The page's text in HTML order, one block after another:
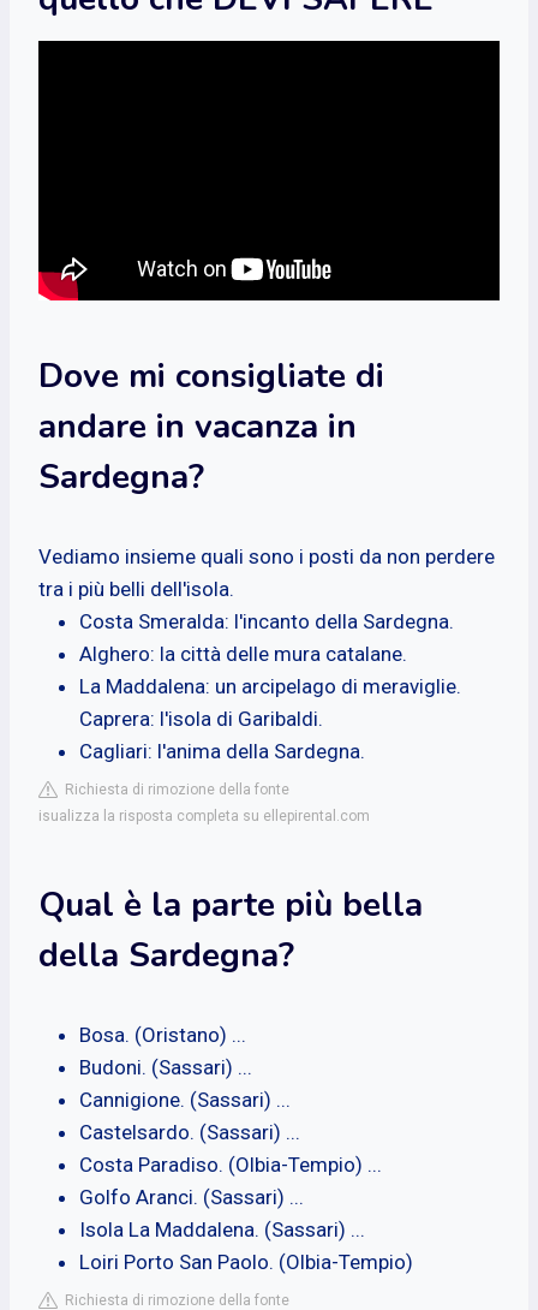
Dove mi consigliate di
andare in vacanza in
Sardegna?
Vediamo insieme quali sono i posti da non perdere
tra i più belli dell'isola.
Costa Smeralda: l'incanto della Sardegna.
Alghero: la città delle mura catalane.
La Maddalena: un arcipelago di meraviglie.
Caprera: l'isola di Garibaldi.
Cagliari: l'anima della Sardegna.
Richiesta di rimozione della fonte
isualizza la risposta completa su ellepirental.com
Qual è la parte più bella
della Sardegna?
Bosa. (Oristano) ...
Budoni. (Sassari) ...
Cannigione. (Sassari) ...
Castelsardo. (Sassari) ...
Costa Paradiso. (Olbia-Tempio) ...
Golfo Aranci. (Sassari) ...
Isola La Maddalena. (Sassari) ...
Loiri Porto San Paolo. (Olbia-Tempio)
Richiesta di rimozione della fonte